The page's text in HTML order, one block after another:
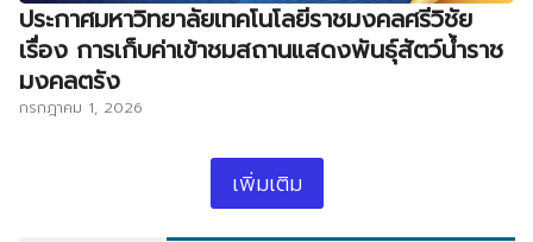
ประกาศมหาวิทยาลัยเทคโนโลยีราชมงคลศรีวิชัย
เรื่อง การเก็บค่าเข้าชมสถานแสดงพันธุ์สัตว์น้ำราช
มงคลตรัง
กรกฎาคม 1, 2026
เพิ่มเติม